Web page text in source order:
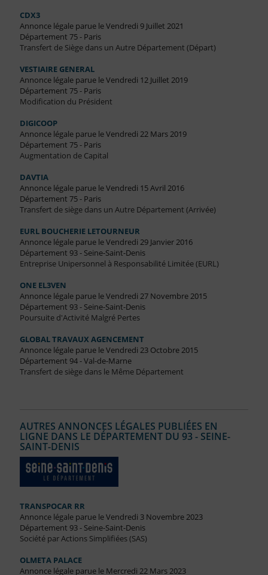
CDX3
Annonce légale parue le Vendredi 9 Juillet 2021
Département 75 - Paris
Transfert de Siège dans un Autre Département (Départ)
VESTIAIRE GENERAL
Annonce légale parue le Vendredi 12 Juillet 2019
Département 75 - Paris
Modification du Président
DIGICOOP
Annonce légale parue le Vendredi 22 Mars 2019
Département 75 - Paris
Augmentation de Capital
DAVTIA
Annonce légale parue le Vendredi 15 Avril 2016
Département 75 - Paris
Transfert de siège dans un Autre Département (Arrivée)
EURL BOUCHERIE LETOURNEUR
Annonce légale parue le Vendredi 29 Janvier 2016
Département 93 - Seine-Saint-Denis
Entreprise Unipersonnel à Responsabilité Limitée (EURL)
ONE EL3VEN
Annonce légale parue le Vendredi 27 Novembre 2015
Département 93 - Seine-Saint-Denis
Poursuite d'Activité Malgré Pertes
GLOBAL TRAVAUX AGENCEMENT
Annonce légale parue le Vendredi 23 Octobre 2015
Département 94 - Val-de-Marne
Transfert de siège dans le Même Département
AUTRES ANNONCES LÉGALES PUBLIÉES EN
LIGNE DANS LE DÉPARTEMENT DU 93 - SEINE-
SAINT-DENIS
TRANSPOCAR RR
Annonce légale parue le Vendredi 3 Novembre 2023
Département 93 - Seine-Saint-Denis
Société par Actions Simplifiées (SAS)
OLMETA PALACE
Annonce légale parue le Mercredi 22 Mars 2023